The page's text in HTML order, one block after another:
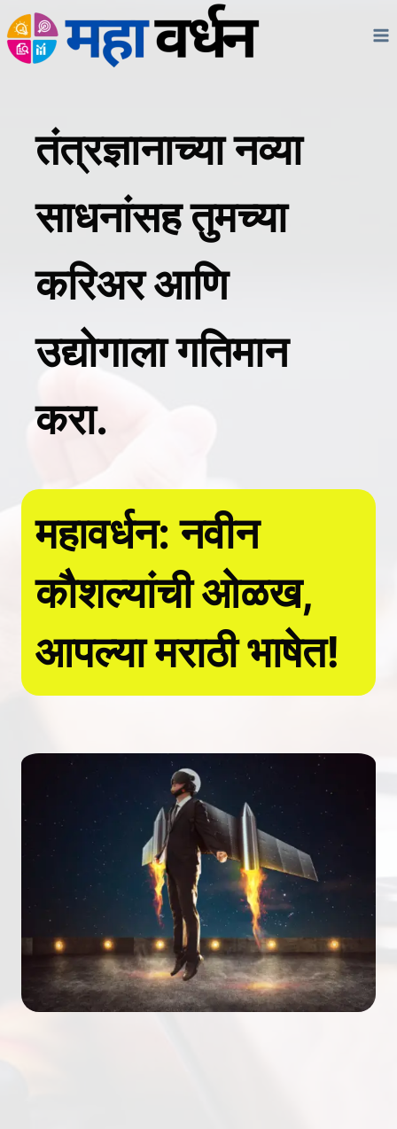
Skip
to
तंत्रज्ञानाच्या नव्या
साधनांसह तुमच्या
करिअर आणि
उद्योगाला गतिमान
करा.
महावर्धन: नवीन
कौशल्यांची ओळख,
आपल्या मराठी भाषेत!